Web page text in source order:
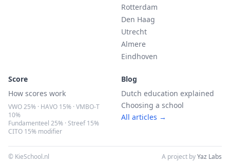
Rotterdam
Den Haag
Utrecht
Almere
Eindhoven
Score
How scores work
VWO 25% · HAVO 15% · VMBO-T
10%
Fundamenteel 25% · Streef 15%
CITO 15% modifier
Blog
Dutch education explained
Choosing a school
All articles →
© KieSchool.nl A project byYaz Labs